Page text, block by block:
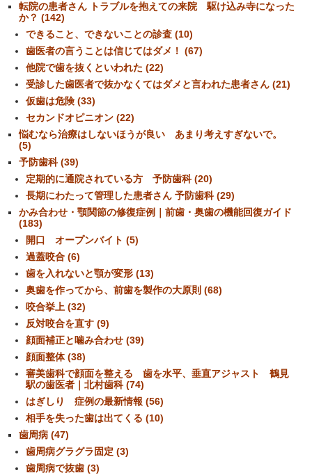
転院の患者さん トラブルを抱えての来院 駆け込み寺になった
か？ (142)
できること、できないことの診査 (10)
歯医者の言うことは信じてはダメ！ (67)
他院で歯を抜くといわれた (22)
受診した歯医者で抜かなくてはダメと言われた患者さん (21)
仮歯は危険 (33)
セカンドオピニオン (22)
悩むなら治療はしないほうが良い あまり考えすぎないで。
(5)
予防歯科 (39)
定期的に通院されている方 予防歯科 (20)
長期にわたって管理した患者さん 予防歯科 (29)
かみ合わせ・顎関節の修復症例｜前歯・奥歯の機能回復ガイド
(183)
開口 オープンバイト (5)
過蓋咬合 (6)
歯を入れないと顎が変形 (13)
奥歯を作ってから、前歯を製作の大原則 (68)
咬合挙上 (32)
反対咬合を直す (9)
顔面補正と噛み合わせ (39)
顔面整体 (38)
審美歯科で顔面を整える 歯を水平、垂直アジャスト 鶴見
駅の歯医者｜北村歯科 (74)
はぎしり 症例の最新情報 (56)
相手を失った歯は出てくる (10)
歯周病 (47)
歯周病グラグラ固定 (3)
歯周病で抜歯 (3)